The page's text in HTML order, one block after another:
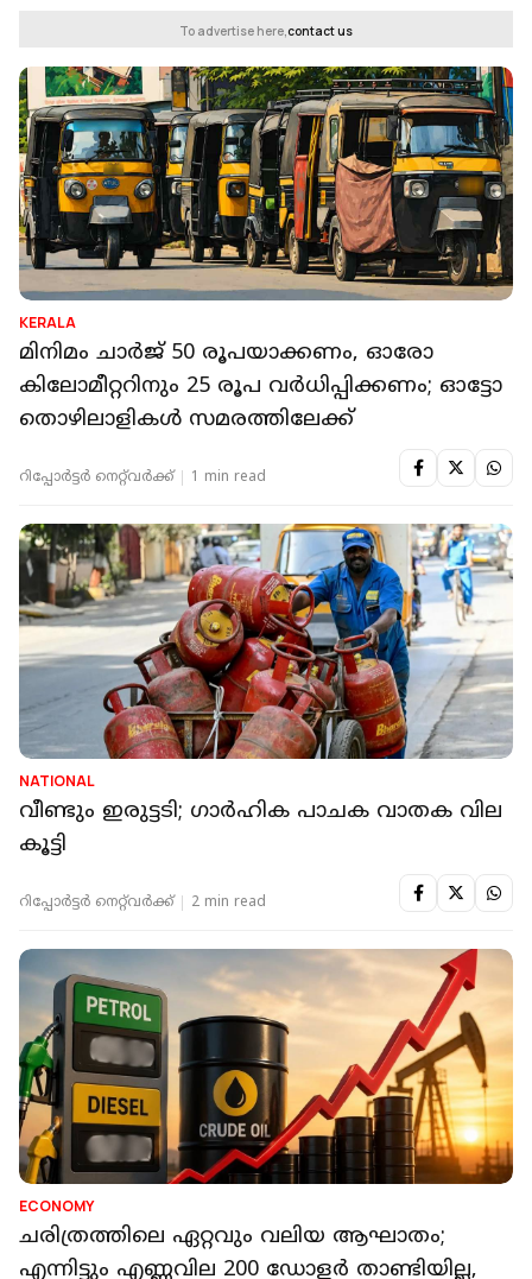
To advertise here,contact us
KERALA
മിനിമം ചാര്‍ജ് 50 രൂപയാക്കണം, ഓരോ
കിലോമീറ്ററിനും 25 രൂപ വർധിപ്പിക്കണം; ഓട്ടോ
തൊഴിലാളികള്‍ സമരത്തിലേക്ക്
റിപ്പോർട്ടർ നെറ്റ്‌വര്‍ക്ക്‌ 1 min read
NATIONAL
വീണ്ടും ഇരുട്ടടി; ഗാർഹിക പാചക വാതക വില
കൂട്ടി
റിപ്പോർട്ടർ നെറ്റ്‌വര്‍ക്ക്‌ 2 min read
ECONOMY
ചരിത്രത്തിലെ ഏറ്റവും വലിയ ആഘാതം;
എന്നിട്ടും എണ്ണവില 200 ഡോളർ താണ്ടിയില്ല,